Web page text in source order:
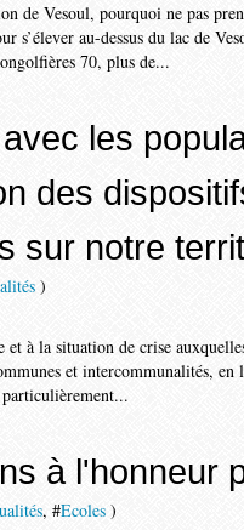
de Vesoul, pourquoi ne pas
s’élever au-dessus du lac de
70, plus de...
les
des
sur notre
)
et à la situation de crise
et intercommunalités, en
à l'honneur
, #Ecoles )